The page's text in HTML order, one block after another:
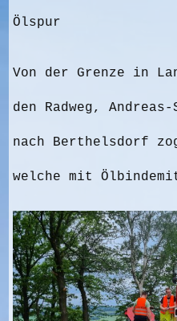
Ölspur
Von der Grenze in
den Radweg,
nach Berthelsdorf
welche mit